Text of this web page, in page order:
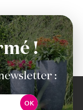
!
:
OK